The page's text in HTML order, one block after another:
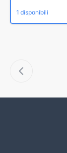
1 disponibili